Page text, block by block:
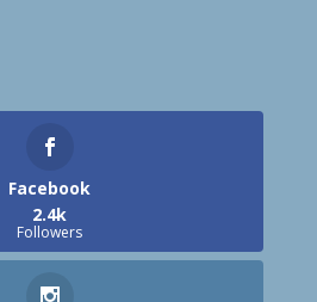
Facebook
2.4k
Followers